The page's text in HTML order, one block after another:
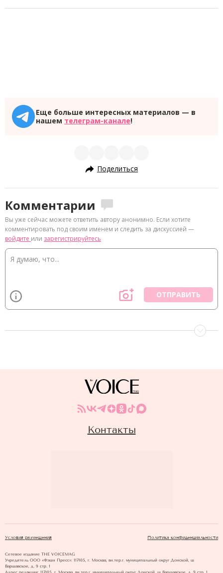
Еще больше интересных материалов — в
нашем телеграм-канале!
Поделиться
Комментарии
Вы уже сейчас можете ответить автору анонимно. Если хотите
комментировать под своим именем и следить за дискуссией —
войдите или зарегистрируйтесь
ОТПРАВИТЬ
Контакты
Условия размещения Политика конфиденциальности
Сетевое издание THE VOICEMAG
Учредитель ООО «Фэшн Пресс»: 117105, г. Москва, вн.тер.г. муниципальный округ Донской, ш
Варшавское, д. 9 стр. 1